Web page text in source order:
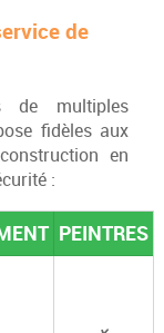
de
de multiples
fidèles aux
en
:
PEINTRES